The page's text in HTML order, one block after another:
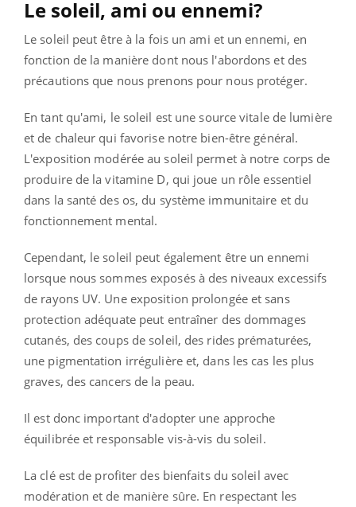
Le soleil, ami ou ennemi?
Le soleil peut être à la fois un ami et un ennemi, en
fonction de la manière dont nous l'abordons et des
précautions que nous prenons pour nous protéger.
En tant qu'ami, le soleil est une source vitale de lumière
et de chaleur qui favorise notre bien-être général.
L'exposition modérée au soleil permet à notre corps de
produire de la vitamine D, qui joue un rôle essentiel
dans la santé des os, du système immunitaire et du
fonctionnement mental.
Cependant, le soleil peut également être un ennemi
lorsque nous sommes exposés à des niveaux excessifs
de rayons UV. Une exposition prolongée et sans
protection adéquate peut entraîner des dommages
cutanés, des coups de soleil, des rides prématurées,
une pigmentation irrégulière et, dans les cas les plus
graves, des cancers de la peau.
Il est donc important d'adopter une approche
équilibrée et responsable vis-à-vis du soleil.
La clé est de profiter des bienfaits du soleil avec
modération et de manière sûre. En respectant les